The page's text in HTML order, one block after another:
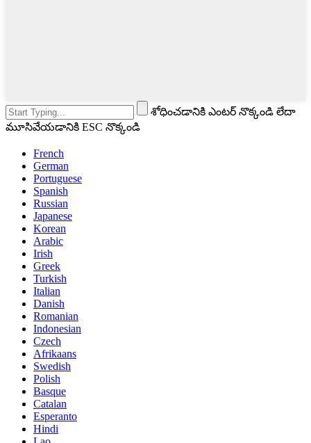
శోధించడానికి ఎంటర్ నొక్కండి లేదా
మూసివేయడానికి ESC నొక్కండి
French
German
Portuguese
Spanish
Russian
Japanese
Korean
Arabic
Irish
Greek
Turkish
Italian
Danish
Romanian
Indonesian
Czech
Afrikaans
Swedish
Polish
Basque
Catalan
Esperanto
Hindi